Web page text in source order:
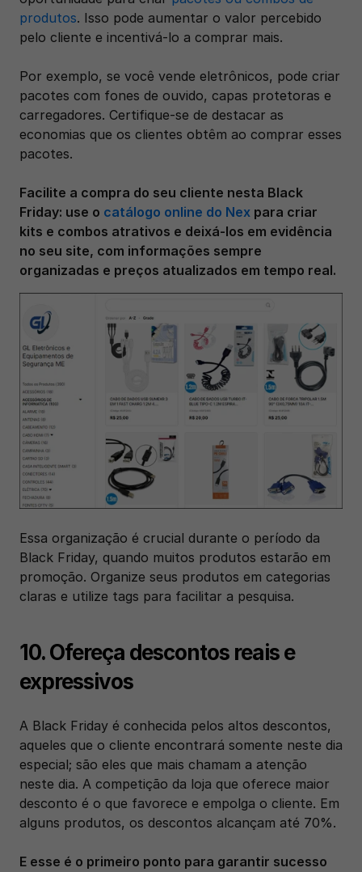
produtos. Isso pode aumentar o valor percebido
pelo cliente e incentivá-lo a comprar mais.
Por exemplo, se você vende eletrônicos, pode criar
pacotes com fones de ouvido, capas protetoras e
carregadores. Certifique-se de destacar as
economias que os clientes obtêm ao comprar esses
pacotes.
Facilite a compra do seu cliente nesta Black
Friday: use o catálogo online do Nex para criar
kits e combos atrativos e deixá-los em evidência
no seu site, com informações sempre
organizadas e preços atualizados em tempo real.
Essa organização é crucial durante o período da
Black Friday, quando muitos produtos estarão em
promoção. Organize seus produtos em categorias
claras e utilize tags para facilitar a pesquisa.
10. Ofereça descontos reais e
expressivos
A Black Friday é conhecida pelos altos descontos,
aqueles que o cliente encontrará somente neste dia
especial; são eles que mais chamam a atenção
neste dia. A competição da loja que oferece maior
desconto é o que favorece e empolga o cliente. Em
alguns produtos, os descontos alcançam até 70%.
E esse é o primeiro ponto para garantir sucesso